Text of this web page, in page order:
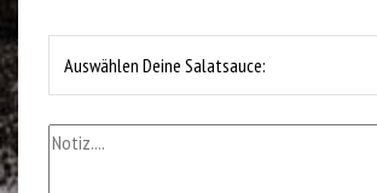
Auswählen Deine Salatsauce: